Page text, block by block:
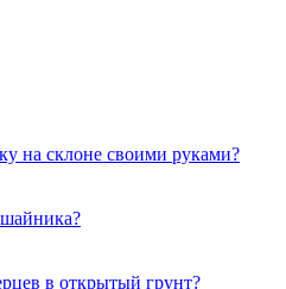
на склоне своими руками?
в открытый грунт?